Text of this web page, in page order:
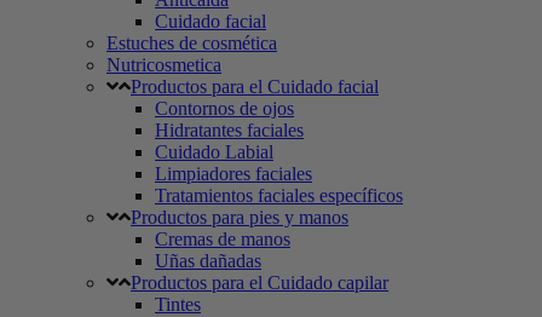
Cuidado facial
Estuches de cosmética
Nutricosmetica
Productos para el Cuidado facial
Contornos de ojos
Hidratantes faciales
Cuidado Labial
Limpiadores faciales
Tratamientos faciales específicos
Productos para pies y manos
Cremas de manos
Uñas dañadas
Productos para el Cuidado capilar
Tintes